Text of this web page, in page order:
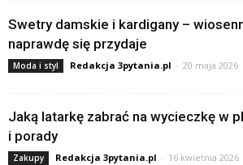
Swetry damskie i kardigany –
naprawdę się przydaje
Moda i styl Redakcja 3pytania.pl - 20 maja 2026
Jaką latarkę zabrać na wycieczkę w
i porady
Zakupy Redakcja 3pytania.pl - 16 kwietnia 2026